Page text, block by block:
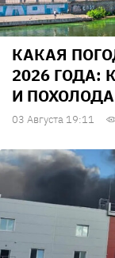
КАКАЯ
2026
И
03 Августа 19:11